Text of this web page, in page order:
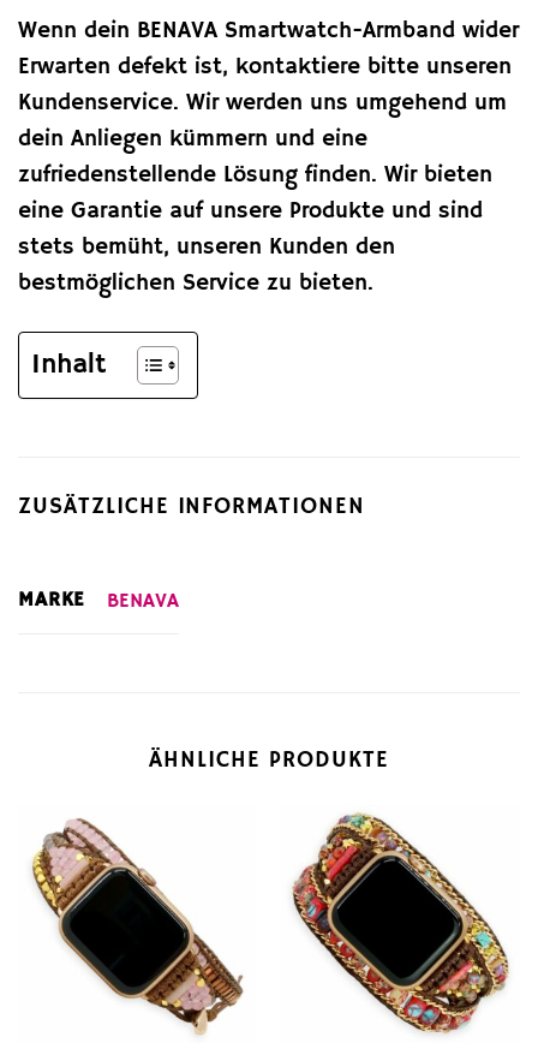
Wenn dein BENAVA Smartwatch-Armband wider
Erwarten defekt ist, kontaktiere bitte unseren
Kundenservice. Wir werden uns umgehend um
dein Anliegen kümmern und eine
zufriedenstellende Lösung finden. Wir bieten
eine Garantie auf unsere Produkte und sind
stets bemüht, unseren Kunden den
bestmöglichen Service zu bieten.
Inhalt
ZUSÄTZLICHE INFORMATIONEN
MARKE BENAVA
ÄHNLICHE PRODUKTE